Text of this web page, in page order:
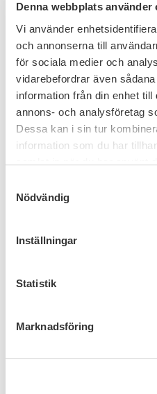
Denna webbplats använder
Vi använder
och annonserna till
för sociala medier och
vidarebefordrar även
information från din enhet
annons- och analysföretag
Dessa kan i sin tur
information som du har
Nödvändig
Inställningar
Statistik
Marknadsföring